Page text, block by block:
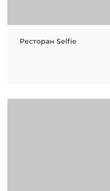
Ресторан Selfie